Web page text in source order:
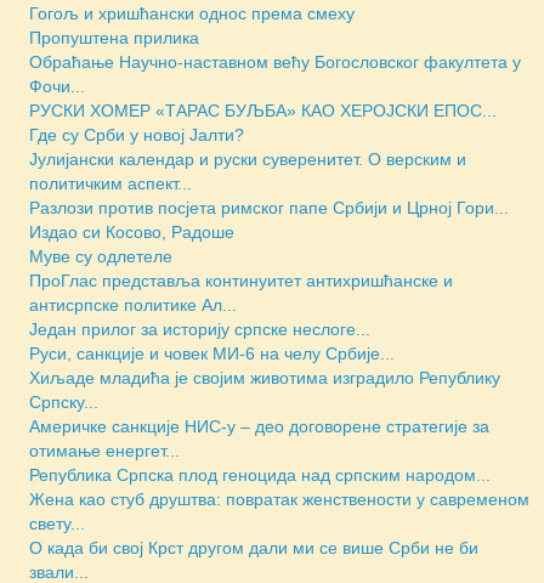
Гогољ и хришћански однос према смеху
Пропуштена прилика
Обраћање Научно-наставном већу Богословског факултета у
Фочи...
РУСКИ ХОМЕР «ТАРАС БУЉБА» КАО ХЕРОЈСКИ ЕПОС...
Где су Срби у новој Јалти?
Јулијански календар и руски суверенитет. О верским и
политичким аспект...
Разлози против посјета римског папе Србији и Црној Гори...
Издао си Косово, Радоше
Муве су одлетеле
ПроГлас представља континуитет антихришћанске и
антисрпске политике Ал...
Један прилог за историју српске неслоге...
Руси, санкције и човек МИ-6 на челу Србије...
Хиљаде младића је својим животима изградило Републику
Српску...
Америчкe санкције НИС-у – део договорене стратегије за
отимање енергет...
Репуб­ли­ка Српска плод геноцида над српским народом...
Жена као стуб друштва: повратак женствености у савременом
свету...
О када би свој Крст другом дали ми се више Срби не би
звали...